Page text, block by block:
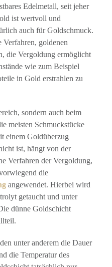
Edelmetall, seit jeher
ist wertvoll und
auch für Goldschmuck.
Verfahren, goldenen
die Vergoldung ermöglicht
wie zum Beispiel
in Gold erstrahlen zu
sondern auch beim
meisten Schmuckstücke
einem Goldüberzug
ist, hängt von der
Verfahren der Vergoldung,
die
angewendet. Hierbei wird
getaucht und unter
dünne Goldschicht
unter anderem die Dauer
die Temperatur des